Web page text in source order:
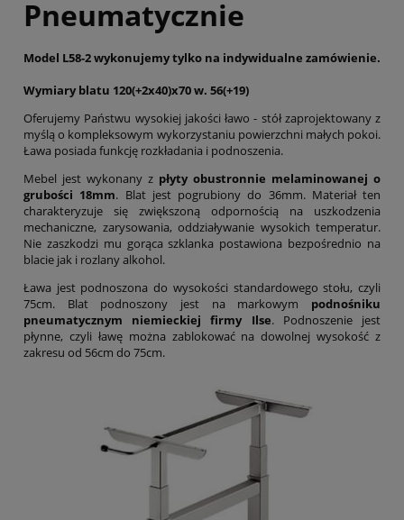
Pneumatycznie
Model L58-2wykonujemy tylko na indywidualne zamówienie.
Wymiary blatu 120(+2x40)x70 w. 56(+19)
Oferujemy Państwu wysokiej jakości ławo - stół zaprojektowany z
myślą o kompleksowym wykorzystaniu powierzchni małych pokoi.
Ława posiada funkcję rozkładania i podnoszenia.
Mebel jest wykonany z płyty obustronnie melaminowanej o
grubości 18mm. Blat jest pogrubiony do 36mm. Materiał ten
charakteryzuje się zwiększoną odpornością na uszkodzenia
mechaniczne, zarysowania, oddziaływanie wysokich temperatur.
Nie zaszkodzi mu gorąca szklanka postawiona bezpośrednio na
blacie jak i rozlany alkohol.
Ława jest podnoszona do wysokości standardowego stołu, czyli
75cm. Blat podnoszony jest na markowym podnośniku
pneumatycznym niemieckiej firmy Ilse. Podnoszenie jest
płynne, czyli ławę można zablokować na dowolnej wysokość z
zakresu od 56cm do 75cm.